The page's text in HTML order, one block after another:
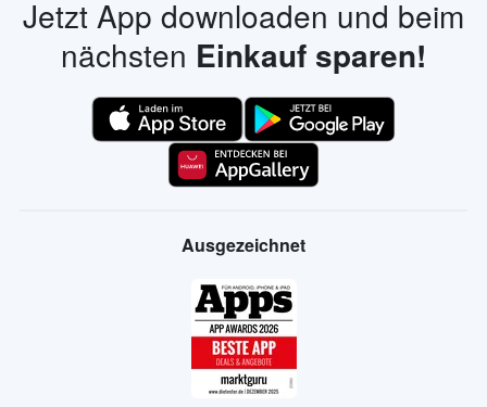
Jetzt App downloaden und beim
nächsten Einkauf sparen!
Ausgezeichnet